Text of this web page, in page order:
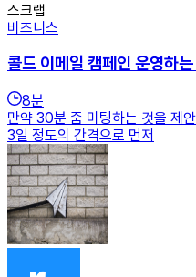
스크랩
비즈니스
콜드 이메일 캠페인 운영하는
8분
만약 30분 줌 미팅하는 것을 제
3일 정도의 간격으로 먼저